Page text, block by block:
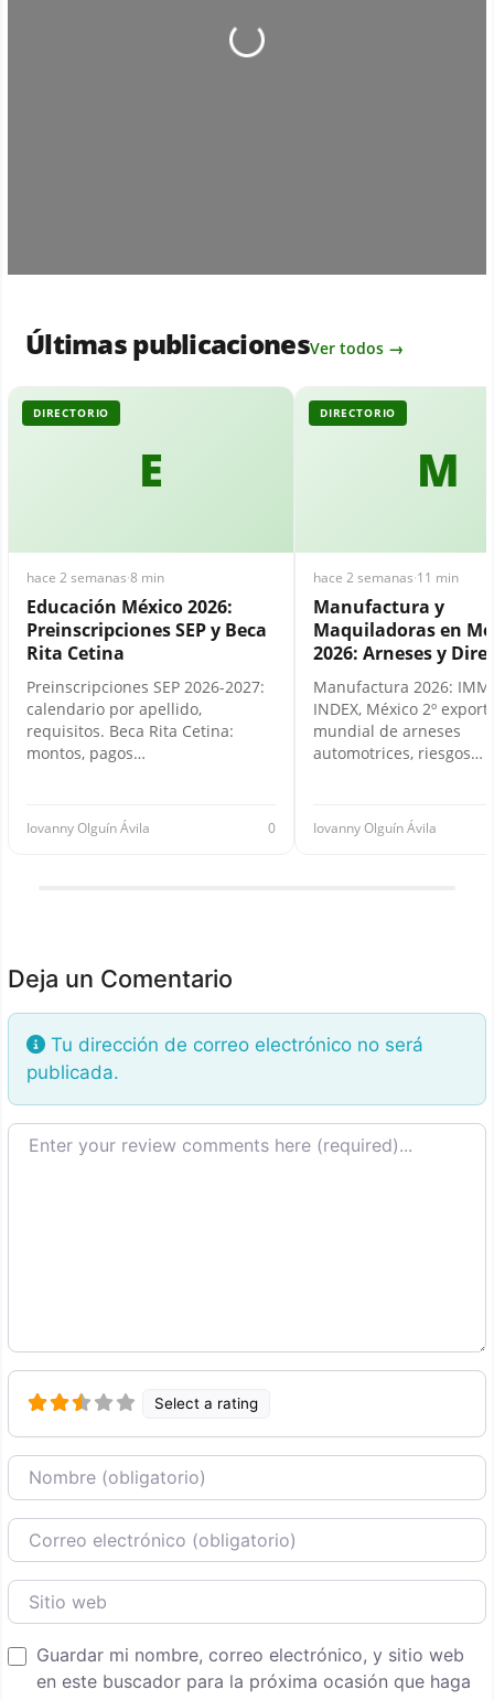
Loading...
Últimas publicacionesVer todos →
E
DIRECTORIO
hace 2 semanas·8 min
Educación México 2026:
Preinscripciones SEP y Beca
Rita Cetina
Preinscripciones SEP 2026-2027:
calendario por apellido,
requisitos. Beca Rita Cetina:
montos, pagos…
Iovanny Olguín Ávila 0
M
DIRECTORIO
hace 2 semanas·11 min
Manufactura y
Maquiladoras en
2026: Arneses y
Manufactura 2026:
INDEX, México 2º
mundial de arneses
automotrices, riesgos…
Iovanny Olguín Ávila
Deja un Comentario
Tu dirección de correo electrónico no será
publicada.
Texto de la reseña
Select a rating
Nombre
Correo Electronico
Sitio web
Guardar mi nombre, correo electrónico, y sitio web
en este buscador para la próxima ocasión que haga